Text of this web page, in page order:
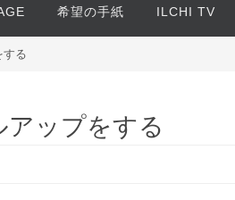
希望の手紙 ILCHI TV
する
ップをする